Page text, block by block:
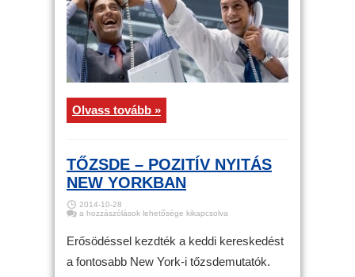
Olvass tovább »
TŐZSDE – POZITÍV NYITÁS
NEW YORKBAN
2014-10-28
Tőzsde
nyitás
New
Yorkban
bejegyzéshez
a hozzászólások lehetősége kikapcsolva
Erősödéssel kezdték a keddi kereskedést
a fontosabb New York-i tőzsdemutatók.